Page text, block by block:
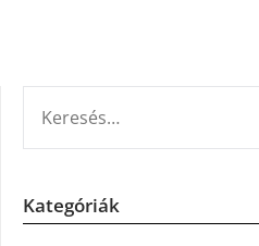
Kategóriák